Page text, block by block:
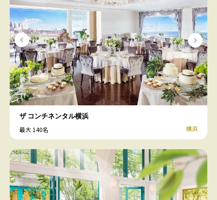
ザ コンチネンタル横浜
最大 140名 横浜